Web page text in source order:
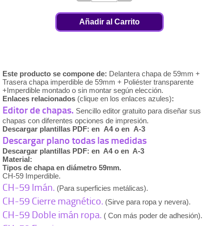
Añadir al Carrito
Este producto se compone de: Delantera chapa de 59mm +
Trasera chapa imperdible de 59mm + Poliéster transparente
+Imperdible montado o sin montar según elección.
Enlaces relacionados (clique en los enlaces azules):
Editor de chapas. Sencillo editor gratuito para diseñar sus
chapas con diferentes opciones de impresión.
Descargar plantillas PDF: en A4 o en A-3
Descargar plano todas las medidas
Descargar plantillas PDF: en A4 o en A-3
Material:
Tipos de chapa en diámetro 59mm.
CH-59 Imperdible.
CH-59 Imán. (Para superficies metálicas).
CH-59 Cierre magnético. (Sirve para ropa y nevera).
CH-59 Doble imán ropa. ( Con más poder de adhesión).